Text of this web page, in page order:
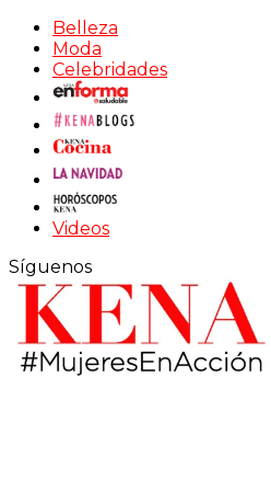
Belleza
Moda
Celebridades
Videos
Síguenos